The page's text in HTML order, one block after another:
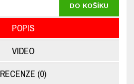
DO KOŠÍKU
POPIS
VIDEO
RECENZE (0)